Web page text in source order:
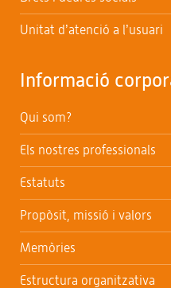
Unitat d’atenció a l’usuari
Informació
Qui som?
Els nostres professionals
Estatuts
Propòsit, missió i valors
Memòries
Estructura organitzativa